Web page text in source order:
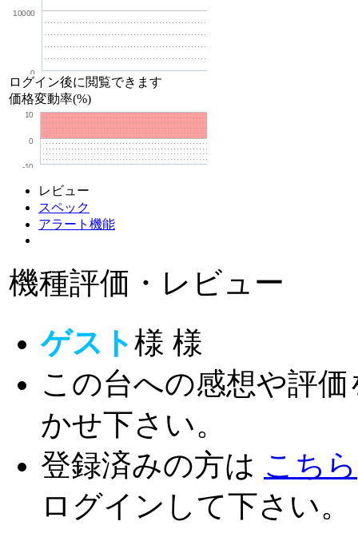
0
10000
ログイン後に閲覧できます
価格変動率(%)
-10
0
10
レビュー
スペック
アラート機能
機種評価・レビュー
ゲスト様 様
この台への感想や評価
かせ下さい。
登録済みの方は こちら
ログインして下さい。